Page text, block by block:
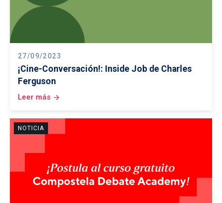
27/09/2023
¡Cine-Conversación!: Inside Job de Charles
Ferguson
Leer más arrow_forward
NOTICIA